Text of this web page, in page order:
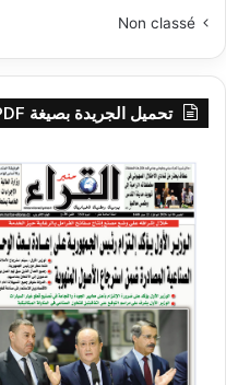
Non classé
تحميل الجريدة بصيغة PDF